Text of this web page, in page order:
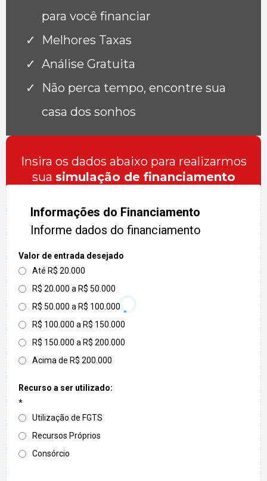
para você financiar
Melhores Taxas
Análise Gratuita
Não perca tempo, encontre sua
casa dos sonhos
Insira os dados abaixo para realizarmos
sua simulação de financiamento
Informações do Financiamento
Informe dados do financiamento
Valor de entrada desejado
Até R$ 20.000
R$ 20.000 a R$ 50.000
R$ 50.000 a R$ 100.000
R$ 100.000 a R$ 150.000
R$ 150.000 a R$ 200.000
Acima de R$ 200.000
Recurso a ser utilizado:
*
Utilização de FGTS
Recursos Próprios
Consórcio